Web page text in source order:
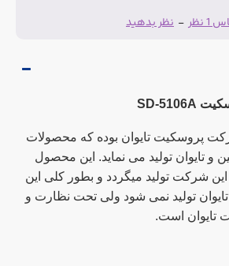
نظر - نظر بدهید
پروسکیت تایوان بوده که محصولات
و تایوان تولید می نماید. این محصول
شرکت تولید میگردد و بطور کلی این
تولید نمی شود ولی تحت نظارت و
تایوان است.